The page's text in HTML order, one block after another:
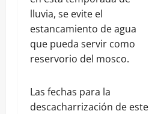
lluvia, se evite el
estancamiento de agua
que pueda servir como
reservorio del mosco.
Las fechas para la
descacharrización de este